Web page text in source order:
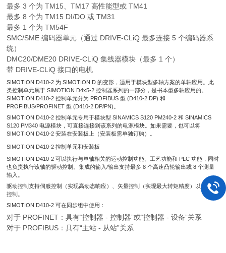
最多 3 个为 TM15、TM17 高性能型或 TM41
最多 8 个为 TM15 DI/DO 或 TM31
最多 1 个为 TM54F
SMC/SME 编码器单元（通过 DRIVE-CLiQ 最多连接 5 个编码器系
统）
DMC20/DME20 DRIVE‑CLiQ 集线器模块（最多 1 个）
带 DRIVE-CLiQ 接口的电机
SIMOTION D410-2 为 SIMOTION D 的变形，适用于模块型多轴方案的单轴应用。此
类控制单元属于 SIMOTION D4x5-2 控制器系列的一部分，是书本型多轴应用的。
SIMOTION D410-2 控制单元分为 PROFIBUS 型 (D410-2 DP) 和
PROFIBUS/PROFINET 型 (D410-2 DP/PN)。
SIMOTION D410-2 控制单元专用于模块型 SINAMICS S120 PM240-2 和 SINAMICS
S120 PM340 电源模块，可直接连接到该系列的电源模块。如果需要，也可以将
SIMOTION D410-2 安装在安装板上（安装板需单独订购）。
SIMOTION D410-2 控制单元和安装板
SIMOTION D410-2 可以执行与单轴相关的运动控制功能、工艺功能和 PLC 功能，同时
也负责执行该轴的驱动控制。集成的输入/输出支持最多 8 个高速凸轮输出或 8 个测量
输入。
驱动控制支持伺服控制（实现高动态响应）、矢量控制（实现最大转矩精度）以及V/f
控制。
SIMOTION D410-2 可在同步组中使用：
对于 PROFINET：具有“控制器 - 控制器”或“控制器 - 设备”关系
对于 PROFIBUS：具有“主站 - 从站”关系